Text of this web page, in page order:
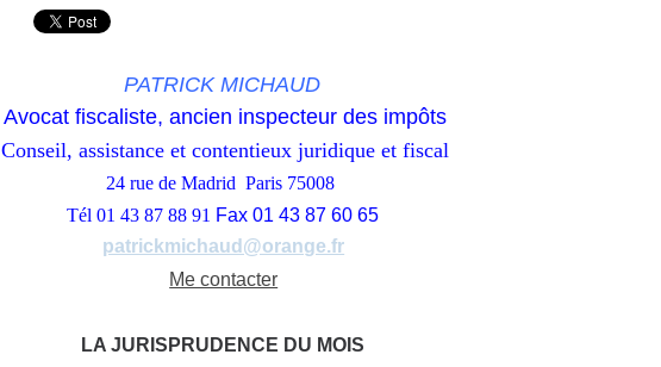
PATRICK MICHAUD
Avocat fiscaliste, ancien inspecteur des impôts
Conseil, assistance et contentieux juridique et fiscal
24 rue de Madrid Paris 75008
Tél 01 43 87 88 91 Fax 01 43 87 60 65
patrickmichaud@orange.fr
Me contacter
LA JURISPRUDENCE DU MOIS